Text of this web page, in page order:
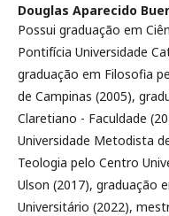
Douglas Aparecido
Possui graduação em
Pontifícia Universidade
graduação em Filosofia
de Campinas (2005),
Claretiano - Faculdade
Universidade Metodista
Teologia pelo Centro
Ulson (2017), graduação
Universitário (2022),